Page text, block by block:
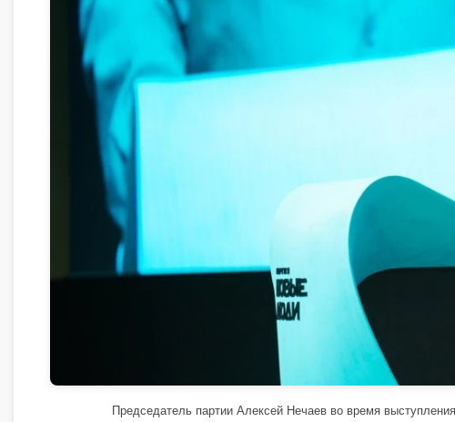
Председатель партии Алексей Нечаев во время